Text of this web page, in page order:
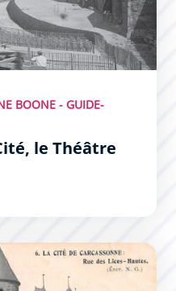
BOONE - GUIDE-
le Théâtre
Viollet-le-Duc :